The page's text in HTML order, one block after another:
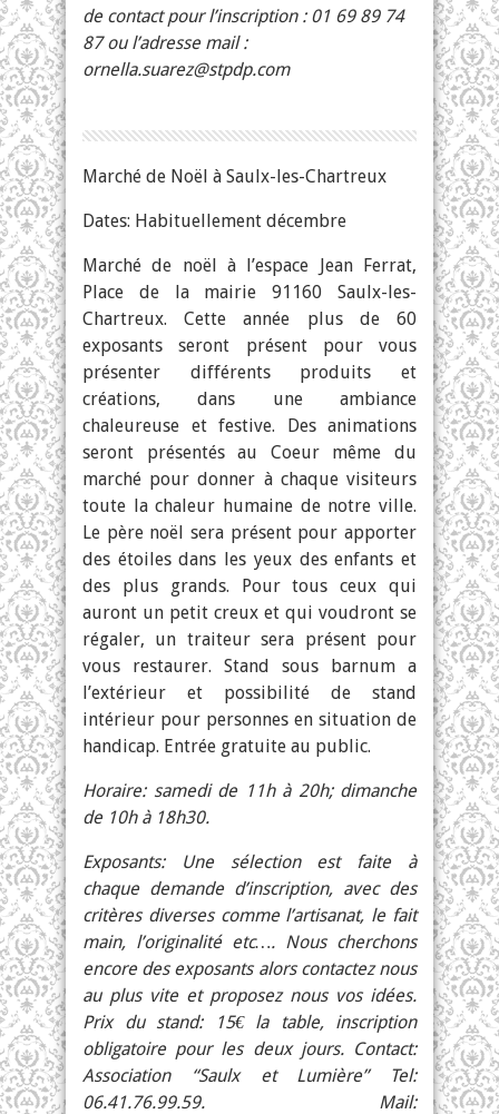
de contact pour l’inscription : 01 69 89 74
87 ou l’adresse mail :
ornella.suarez@stpdp.com
Marché de Noël à Saulx-les-Chartreux
Dates: Habituellement décembre
Marché de noël à l’espace Jean Ferrat,
Place de la mairie 91160 Saulx-les-
Chartreux. Cette année plus de 60
exposants seront présent pour vous
présenter différents produits et
créations, dans une ambiance
chaleureuse et festive. Des animations
seront présentés au Coeur même du
marché pour donner à chaque visiteurs
toute la chaleur humaine de notre ville.
Le père noël sera présent pour apporter
des étoiles dans les yeux des enfants et
des plus grands. Pour tous ceux qui
auront un petit creux et qui voudront se
régaler, un traiteur sera présent pour
vous restaurer. Stand sous barnum a
l’extérieur et possibilité de stand
intérieur pour personnes en situation de
handicap. Entrée gratuite au public.
Horaire: samedi de 11h à 20h; dimanche
de 10h à 18h30.
Exposants: Une sélection est faite à
chaque demande d’inscription, avec des
critères diverses comme l’artisanat, le fait
main, l’originalité etc…. Nous cherchons
encore des exposants alors contactez nous
au plus vite et proposez nous vos idées.
Prix du stand: 15€ la table, inscription
obligatoire pour les deux jours. Contact:
Association “Saulx et Lumière” Tel:
06.41.76.99.59. Mail: